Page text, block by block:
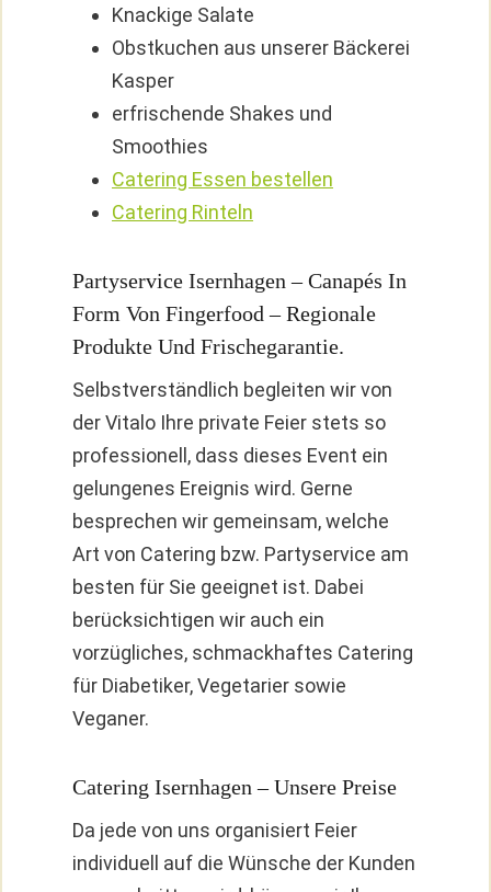
Knackige Salate
Obstkuchen aus unserer Bäckerei
Kasper
erfrischende Shakes und
Smoothies
Catering Essen bestellen
Catering Rinteln
Partyservice Isernhagen – Canapés In
Form Von Fingerfood – Regionale
Produkte Und Frischegarantie.
Selbstverständlich begleiten wir von
der Vitalo Ihre private Feier stets so
professionell, dass dieses Event ein
gelungenes Ereignis wird. Gerne
besprechen wir gemeinsam, welche
Art von Catering bzw. Partyservice am
besten für Sie geeignet ist. Dabei
berücksichtigen wir auch ein
vorzügliches, schmackhaftes Catering
für Diabetiker, Vegetarier sowie
Veganer.
Catering Isernhagen – Unsere Preise
Da jede von uns organisiert Feier
individuell auf die Wünsche der Kunden